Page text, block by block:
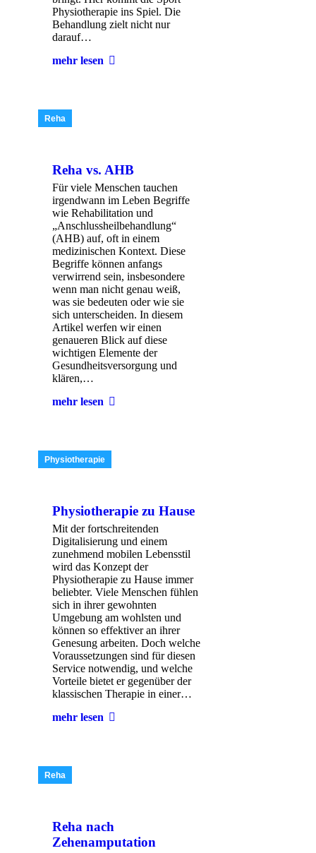
Physiotherapie ins Spiel. Die
Behandlung zielt nicht nur
darauf…
mehr lesen
Reha
Reha vs. AHB
Für viele Menschen tauchen
irgendwann im Leben Begriffe
wie Rehabilitation und
„Anschlussheilbehandlung“
(AHB) auf, oft in einem
medizinischen Kontext. Diese
Begriffe können anfangs
verwirrend sein, insbesondere
wenn man nicht genau weiß,
was sie bedeuten oder wie sie
sich unterscheiden. In diesem
Artikel werfen wir einen
genaueren Blick auf diese
wichtigen Elemente der
Gesundheitsversorgung und
klären,…
mehr lesen
Physiotherapie
Physiotherapie zu Hause
Mit der fortschreitenden
Digitalisierung und einem
zunehmend mobilen Lebensstil
wird das Konzept der
Physiotherapie zu Hause immer
beliebter. Viele Menschen fühlen
sich in ihrer gewohnten
Umgebung am wohlsten und
können so effektiver an ihrer
Genesung arbeiten. Doch welche
Voraussetzungen sind für diesen
Service notwendig, und welche
Vorteile bietet er gegenüber der
klassischen Therapie in einer…
mehr lesen
Reha
Reha nach
Zehenamputation